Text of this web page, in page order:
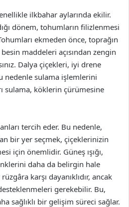
ilkbahar aylarında ekilir.
dönem, tohumların filizlenmesi
ekmeden önce, toprağın
maddeleri açısından zengin
Dalya çiçekleri, iyi drene
nedenle sulama işlemlerini
sulama, köklerin çürümesine
tercih eder. Bu nedenle,
bir yer seçmek, çiçeklerinizin
için önemlidir. Güneş ışığı,
daha da belirgin hale
karşı dayanıklıdır, ancak
gerekebilir. Bu,
sağlıklı bir gelişim süreci sağlar.